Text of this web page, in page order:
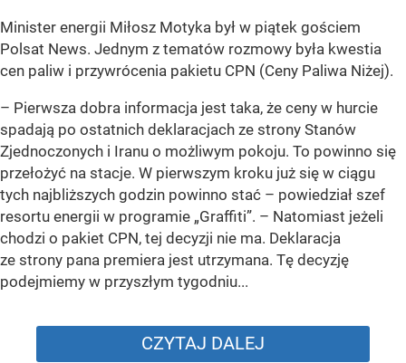
Minister energii Miłosz Motyka był w piątek gościem
Polsat News. Jednym z tematów rozmowy była kwestia
cen paliw i przywrócenia pakietu CPN (Ceny Paliwa Niżej).
– Pierwsza dobra informacja jest taka, że ceny w hurcie
spadają po ostatnich deklaracjach ze strony Stanów
Zjednoczonych i Iranu o możliwym pokoju. To powinno się
przełożyć na stacje. W pierwszym kroku już się w ciągu
tych najbliższych godzin powinno stać – powiedział szef
resortu energii w programie „Graffiti”. – Natomiast jeżeli
chodzi o pakiet CPN, tej decyzji nie ma. Deklaracja
ze strony pana premiera jest utrzymana. Tę decyzję
podejmiemy w przyszłym tygodniu...
CZYTAJ DALEJ